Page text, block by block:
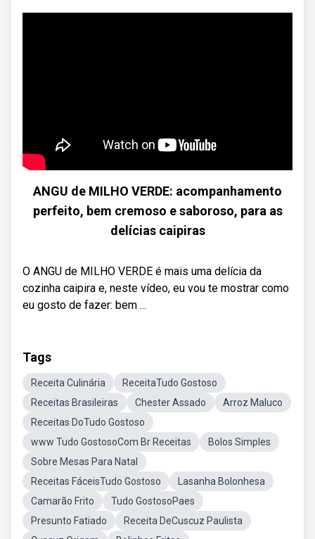
ANGU de MILHO VERDE: acompanhamento
perfeito, bem cremoso e saboroso, para as
delícias caipiras
O ANGU de MILHO VERDE é mais uma delícia da
cozinha caipira e, neste vídeo, eu vou te mostrar como
eu gosto de fazer: bem ...
Tags
Receita Culinária
ReceitaTudo Gostoso
Receitas Brasileiras
Chester Assado
Arroz Maluco
Receitas DoTudo Gostoso
www Tudo GostosoCom Br Receitas
Bolos Simples
Sobre Mesas Para Natal
Receitas FáceisTudo Gostoso
Lasanha Bolonhesa
Camarão Frito
Tudo GostosoPaes
Presunto Fatiado
Receita DeCuscuz Paulista